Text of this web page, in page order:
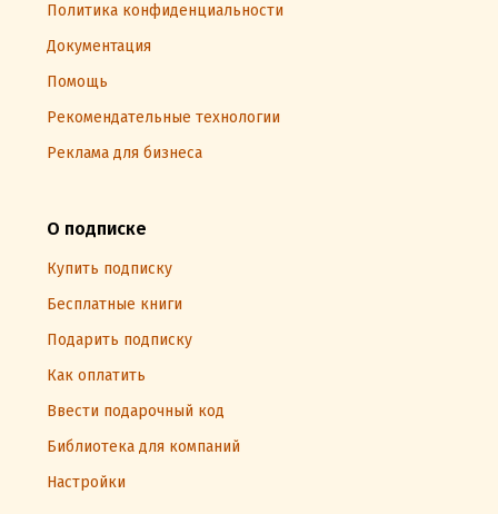
Политика конфиденциальности
Документация
Помощь
Рекомендательные технологии
Реклама для бизнеса
О подписке
Купить подписку
Бесплатные книги
Подарить подписку
Как оплатить
Ввести подарочный код
Библиотека для компаний
Настройки